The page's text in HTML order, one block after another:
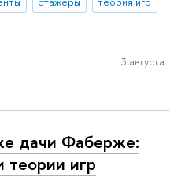
3 августа
дачи Фаберже:
теории игр